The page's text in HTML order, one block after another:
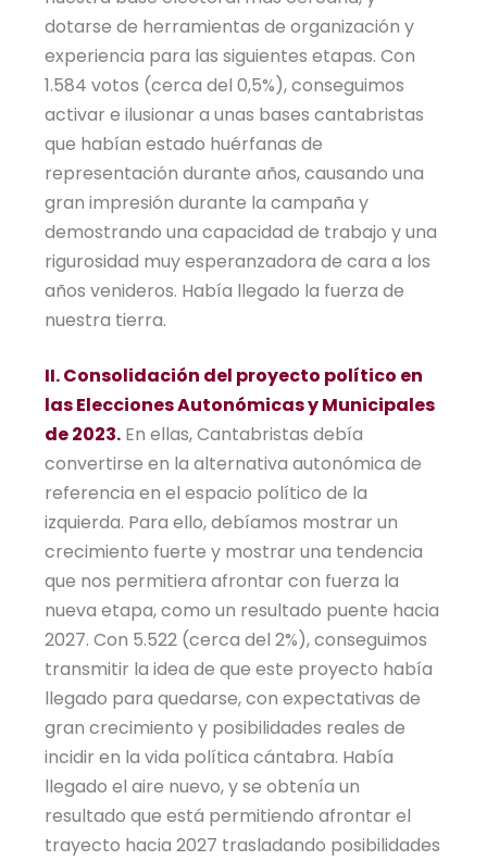
dotarse de herramientas de organización y
experiencia para las siguientes etapas. Con
1.584 votos (cerca del 0,5%), conseguimos
activar e ilusionar a unas bases cantabristas
que habían estado huérfanas de
representación durante años, causando una
gran impresión durante la campaña y
demostrando una capacidad de trabajo y una
rigurosidad muy esperanzadora de cara a los
años venideros. Había llegado la fuerza de
nuestra tierra.
II. Consolidación del proyecto político en
las Elecciones Autonómicas y Municipales
de 2023. En ellas, Cantabristas debía
convertirse en la alternativa autonómica de
referencia en el espacio político de la
izquierda. Para ello, debíamos mostrar un
crecimiento fuerte y mostrar una tendencia
que nos permitiera afrontar con fuerza la
nueva etapa, como un resultado puente hacia
2027. Con 5.522 (cerca del 2%), conseguimos
transmitir la idea de que este proyecto había
llegado para quedarse, con expectativas de
gran crecimiento y posibilidades reales de
incidir en la vida política cántabra. Había
llegado el aire nuevo, y se obtenía un
resultado que está permitiendo afrontar el
trayecto hacia 2027 trasladando posibilidades